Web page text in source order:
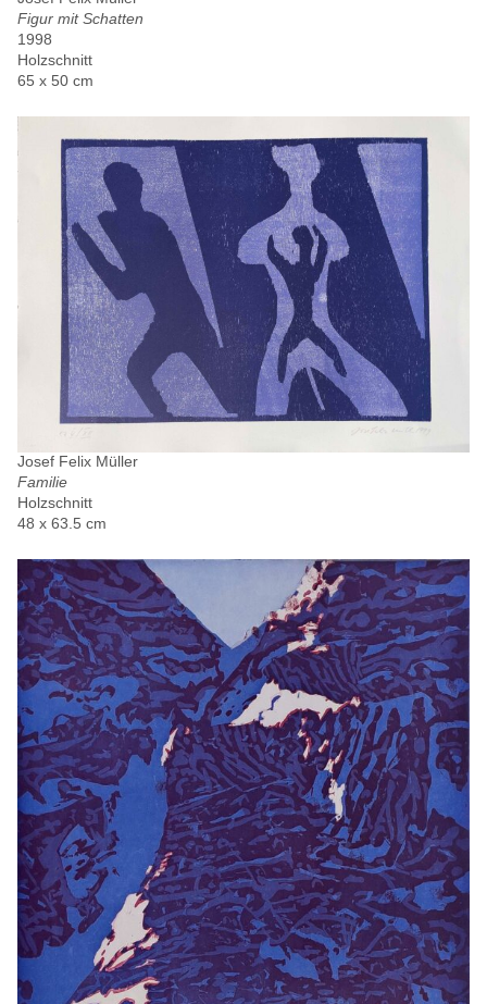
Figur mit Schatten
1998
Holzschnitt
65 x 50 cm
Josef Felix Müller
Familie
Holzschnitt
48 x 63.5 cm